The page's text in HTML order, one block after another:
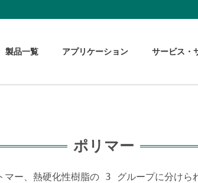
製品一覧 アプリケーション サービス・
ポリマー
マー、熱硬化性樹脂の 3 グループに分けら